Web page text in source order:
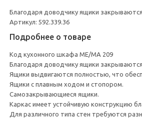
Благодаря доводчику ящики
Артикул: 592.339.36
Подробнее о товаре
Код кухонного шкафа ME/MA 209
Благодаря доводчику ящики
Ящики выдвигаются полностью, что
Ящики с плавным ходом и стопором.
Самозакрывающиеся ящики.
Каркас имеет устойчивую конструкцию
Для различного типа стен требуются